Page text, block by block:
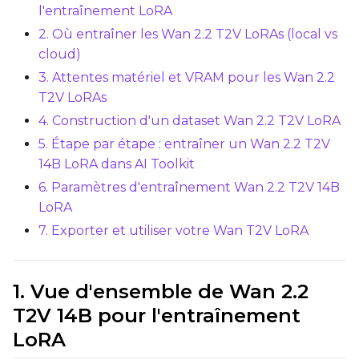
TRAINING
Optimizer
AdamW8Bit
l'entraînement LoRA
2. Où entraîner les Wan 2.2 T2V LoRAs (local vs
cloud)
3. Attentes matériel et VRAM pour les Wan 2.2
T2V LoRAs
4. Construction d'un dataset Wan 2.2 T2V LoRA
5. Étape par étape : entraîner un Wan 2.2 T2V
14B LoRA dans AI Toolkit
6. Paramètres d'entraînement Wan 2.2 T2V 14B
LoRA
7. Exporter et utiliser votre Wan T2V LoRA
1. Vue d'ensemble de Wan 2.2
T2V 14B pour l'entraînement
LoRA